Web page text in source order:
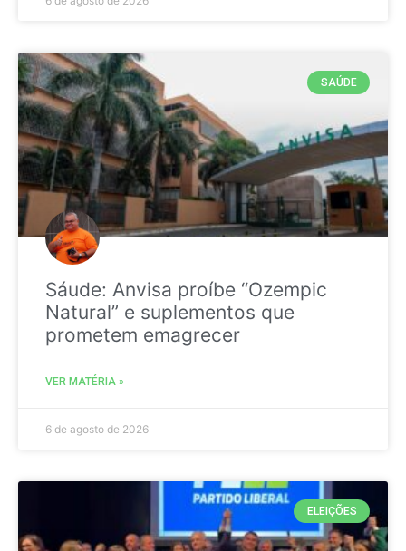
SAÚDE
Sáude: Anvisa proíbe “Ozempic
Natural” e suplementos que
prometem emagrecer
VER MATÉRIA »
6 de agosto de 2026
ELEIÇÕES